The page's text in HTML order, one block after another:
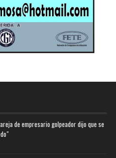
de empresario golpeador dijo que se